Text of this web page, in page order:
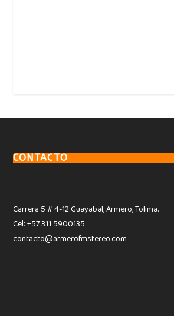
CONTACTO
Carrera 5 # 4-12 Guayabal, Armero, Tolima.
Cel: +57 311 5900135
contacto@armerofmstereo.com